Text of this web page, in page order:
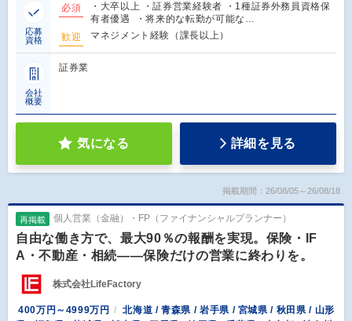
応募
資格
必須
・大卒以上 ・証券営業経験者 ・1種証券外務員資格保
有者優遇 ・将来的な転勤が可能な…
歓迎
マネジメント経験（課長以上）
会社
概要
証券業
気になる 詳細を見る
掲載期間：26/08/05～26/08/18
再掲載 個人営業（金融）・FP（ファイナンシャルプランナー）
自由な働き方で、最大90％の報酬を実現。保険・IF
A・不動産・相続――保険だけの営業に終わりを。
株式会社LifeFactory
400万円～4999万円
北海道 / 青森県 / 岩手県 / 宮城県 / 秋田県 / 山形